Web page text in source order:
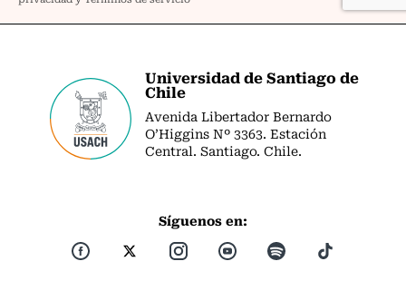
Universidad de Santiago de
Chile
Avenida Libertador Bernardo
O’Higgins Nº 3363. Estación
Central. Santiago. Chile.
Síguenos en: